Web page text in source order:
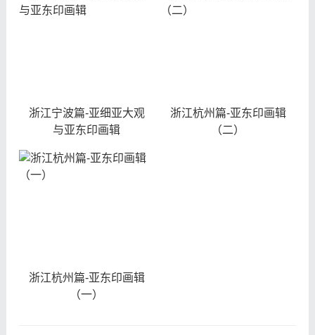
浙江宁波篇-亚细亚大观
与亚东印画辑
浙江杭州篇-亚东印画辑
（二）
浙江杭州篇-亚东印画辑
（一）